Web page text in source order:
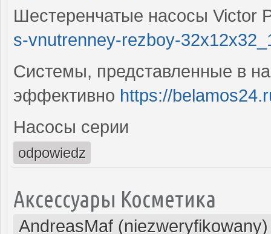
Шестеренчатые насосы Victor
s-vnutrenney-rezboy-
Системы, представленные в
эффективно https://
Насосы серии
odpowiedz
Аксессуары Косметика
AndreasMaf (niezweryfikowany)